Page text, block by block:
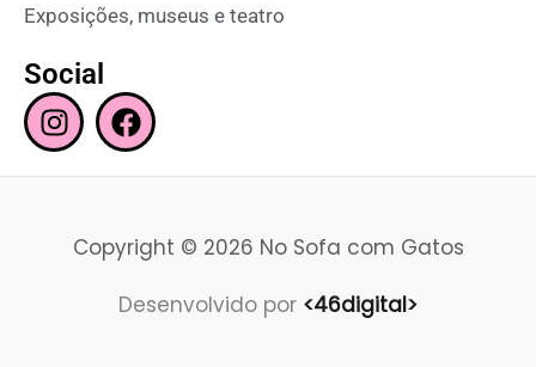
Exposições, museus e teatro
Social
I
n
s
F
a
c
o
o
k
Copyright © 2026 No Sofa com Gatos
Desenvolvido por <46digital>